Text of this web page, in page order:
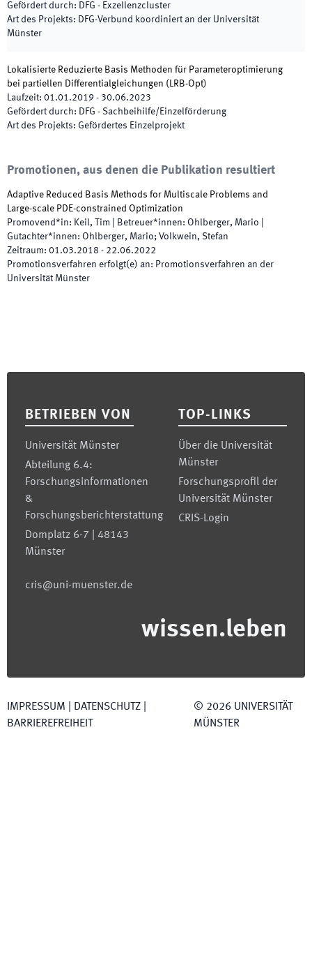
Gefördert durch: DFG - Exzellenzcluster
Art des Projekts: DFG-Verbund koordiniert an der Universität
Münster
Lokalisierte Reduzierte Basis Methoden für Parameteroptimierung
bei partiellen Differentialgleichungen ( LRB-Opt)
Laufzeit: 01.01.2019 - 30.06.2023
Gefördert durch: DFG - Sachbeihilfe/Einzelförderung
Art des Projekts: Gefördertes Einzelprojekt
Promotionen, aus denen die Publikation resultiert
Adaptive Reduced Basis Methods for Multiscale Problems and
Large-scale PDE-constrained Optimization
Promovend*in: Keil, Tim Betreuer*innen: Ohlberger, Mario
Gutachter*innen: Ohlberger, Mario; Volkwein, Stefan
Zeitraum: 01.03.2018 - 22.06.2022
Promotionsverfahren erfolgt(e) an: Promotionsverfahren an der
Universität Münster
BETRIEBEN VON
Universität Münster
Abteilung 6.4:
Forschungsinformationen
&
Forschungsberichterstattung
Domplatz 6-7 | 48143
Münster
cris@uni-muenster.de
TOP-LINKS
Über die Universität
Münster
Forschungsprofil der
Universität Münster
CRIS-Login
wissen.leben
IMPRESSUM DATENSCHUTZ
BARRIEREFREIHEIT
© 2026 UNIVERSITÄT
MÜNSTER